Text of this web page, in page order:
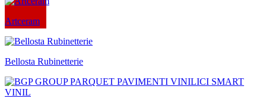
Artceram
Bellosta Rubinetterie